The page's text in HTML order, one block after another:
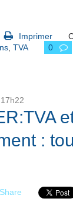
Imprimer
TVA 0
17h22
:
Share